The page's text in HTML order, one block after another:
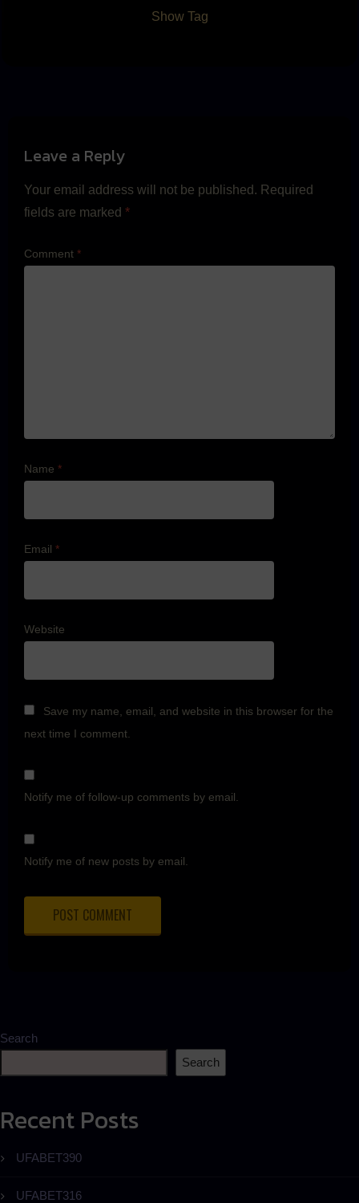
Show Tag
Leave a Reply
Your email address will not be published. Required
fields are marked *
Comment *
Name *
Email *
Website
Save my name, email, and website in this browser for the
next time I comment.
Notify me of follow-up comments by email.
Notify me of new posts by email.
Search
Search
Recent Posts
UFABET390
UFABET316